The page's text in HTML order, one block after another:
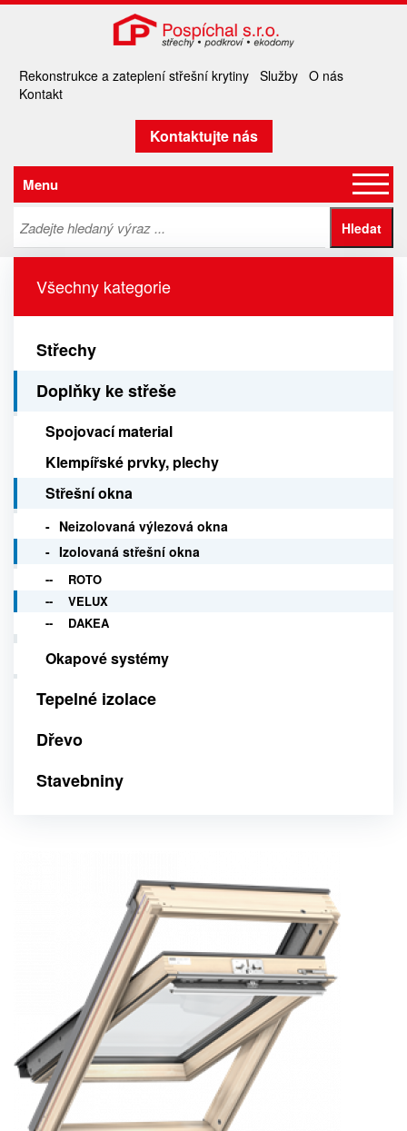
Rekonstrukce a zateplení střešní krytiny Služby O nás
Kontakt
Kontaktujte nás
Menu
Všechny kategorie
Střechy
Doplňky ke střeše
Spojovací material
Klempířské prvky, plechy
Střešní okna
Neizolovaná výlezová okna
Izolovaná střešní okna
ROTO
VELUX
DAKEA
Okapové systémy
Tepelné izolace
Dřevo
Stavebniny